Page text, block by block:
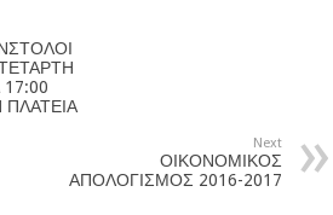
17:00
Next
ΟΙΚΟΝΟΜΙΚΟΣ
ΑΠΟΛΟΓΙΣΜΟΣ 2016-2017